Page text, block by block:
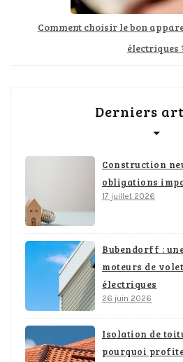
Comment choisir le bon
électriques
Derniers
Construction
obligations
17 juillet 2026
Bubendorff :
moteurs de
électriques
26 juin 2026
Isolation de
pourquoi